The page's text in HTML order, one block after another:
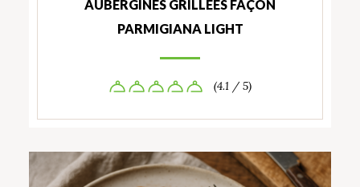
AUBERGINES GRILLÉES FAÇON
PARMIGIANA LIGHT
(4.1 / 5)